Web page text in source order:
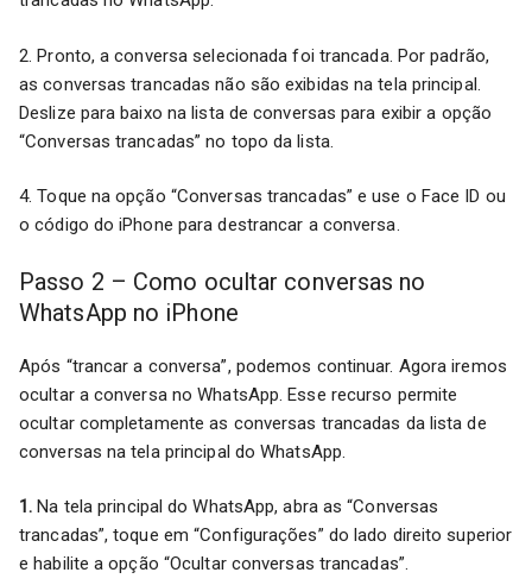
2. Pronto, a conversa selecionada foi trancada. Por padrão,
as conversas trancadas não são exibidas na tela principal.
Deslize para baixo na lista de conversas para exibir a opção
“Conversas trancadas” no topo da lista.
4. Toque na opção “Conversas trancadas” e use o Face ID ou
o código do iPhone para destrancar a conversa.
Passo 2 – Como ocultar conversas no
WhatsApp no iPhone
Após “trancar a conversa”, podemos continuar. Agora iremos
ocultar a conversa no WhatsApp. Esse recurso permite
ocultar completamente as conversas trancadas da lista de
conversas na tela principal do WhatsApp.
1. Na tela principal do WhatsApp, abra as “Conversas
trancadas”, toque em “Configurações” do lado direito superior
e habilite a opção “Ocultar conversas trancadas”.